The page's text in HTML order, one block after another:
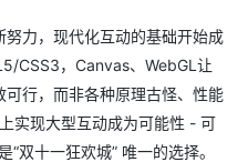
力，现代化互动的基础开始成
CSS3，Canvas、WebGL让
行，而非各种原理古怪、性能
实现大型互动成为可能性 - 可
双十一狂欢城” 唯一的选择。